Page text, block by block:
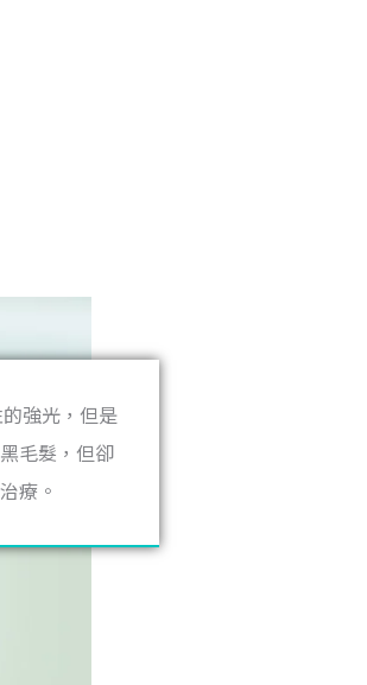
強光，但是
毛髮，但卻
療。